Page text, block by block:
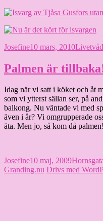
Författare
JosefinePublicerat
10 mars, 2010Livet
Palmen är
Idag när vi satt i köket och åt
som vi ytterst sällan ser, på
balkong. Nu väntade vi med
även i år? Vi omgrupperade
äta. Men jo, så kom då
Författare
JosefinePublicerat
den
10 maj, 2009
Granding.nu Drivs med